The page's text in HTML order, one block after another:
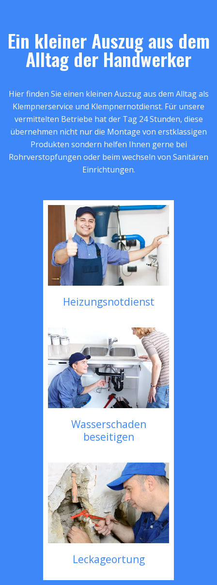
Ein kleiner Auszug aus dem
Alltag der Handwerker
Hier finden Sie einen kleinen Auszug aus dem Alltag als
Klempnerservice und Klempnernotdienst. Für unsere
vermittelten Betriebe hat der Tag 24 Stunden, diese
übernehmen nicht nur die Montage von erstklassigen
Produkten sondern helfen Ihnen gerne bei
Rohrverstopfungen oder beim wechseln von Sanitären
Einrichtungen.
Heizungsnotdienst
Wasserschaden
beseitigen
Leckageortung